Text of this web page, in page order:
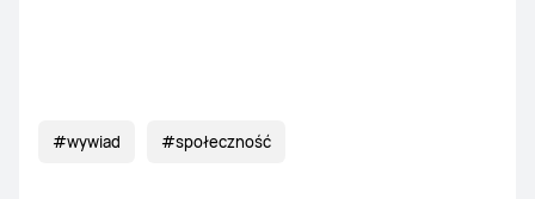
#wywiad #społeczność